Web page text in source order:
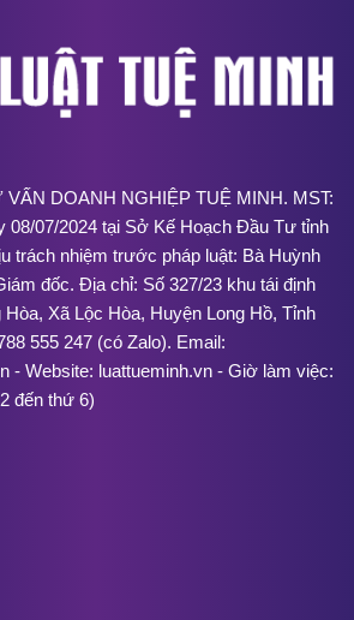
DOANH NGHIỆP TUỆ MINH. MST:
08/07/2024 tại Sở Kế Hoạch Đầu Tư tỉnh
trách nhiệm trước pháp luật: Bà Huỳnh
đốc. Địa chỉ: Số 327/23 khu tái định
Xã Lộc Hòa, Huyện Long Hồ, Tỉnh
555 247 (có Zalo). Email:
- Website: luattueminh.vn - Giờ làm việc:
đến thứ 6)